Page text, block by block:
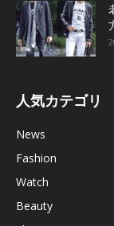
人気カテゴリ
News
Fashion
Watch
Beauty